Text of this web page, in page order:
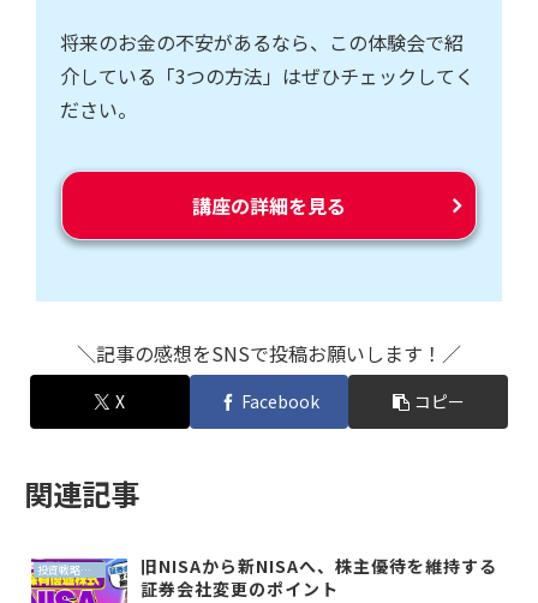
将来のお金の不安があるなら、この体験会で紹
介している「3つの方法」はぜひチェックしてく
ださい。
講座の詳細を見る
＼記事の感想をSNSで投稿お願いします！／
X Facebook コピー
関連記事
投資戦略（全世界投資）
旧NISAから新NISAへ、株主優待を維持する
証券会社変更のポイント